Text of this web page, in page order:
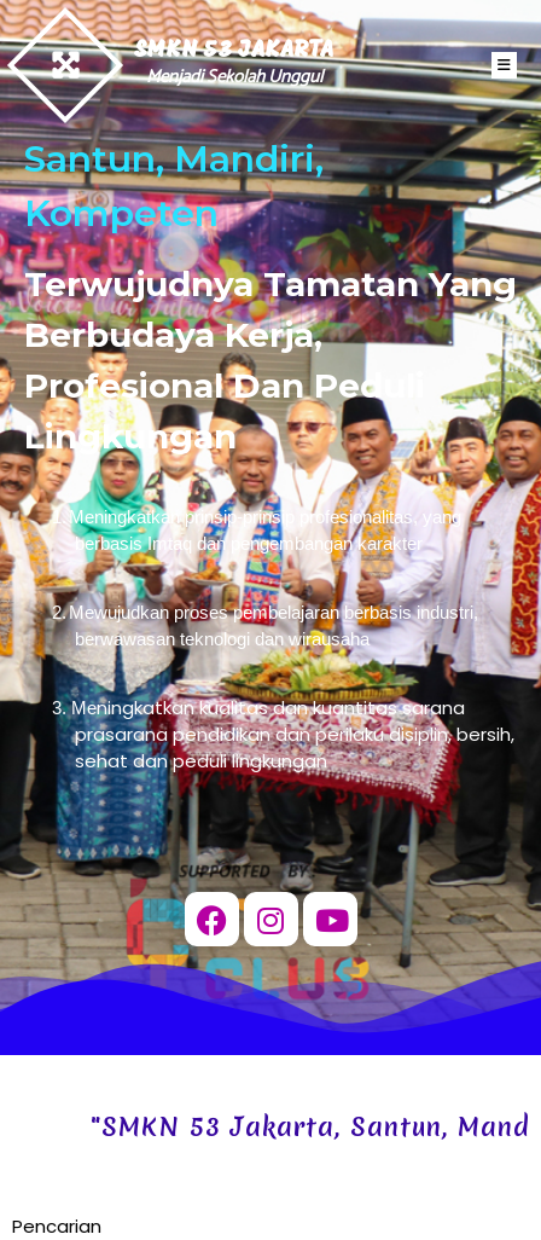
SMKN 53 JAKARTA
Menjadi Sekolah Unggul
Santun, Mandiri,
Kompeten
Terwujudnya Tamatan Yang
Berbudaya Kerja,
Profesional Dan Peduli
Lingkungan
1. Meningkatkan prinsip-prinsip profesionalitas, yang
berbasis Imtaq dan pengembangan karakter
2.Mewujudkan proses pembelajaran berbasis industri,
berwawasan teknologi dan wirausaha
3. Meningkatkan kualitas dan kuantitas sarana
prasarana pendidikan dan perilaku disiplin, bersih,
sehat dan peduli lingkungan
"SMKN 53 Jakarta, Santun, Mandiri,
Pencarian